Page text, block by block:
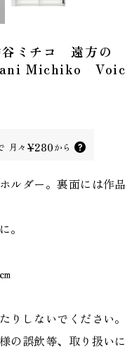
谷ミチコ 遠方の
Michiko Voic
月々 ¥280から
ルダー。裏面には作品
。
しないでください。
の誤飲等、取り扱いに